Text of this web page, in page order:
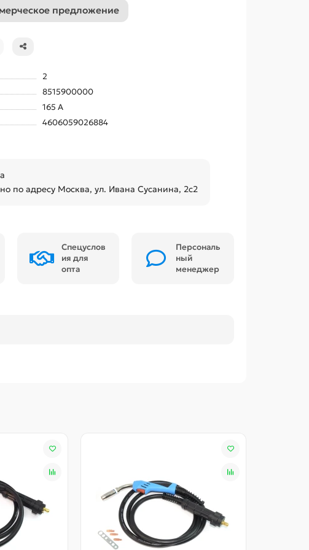
предложение
2
8515900000
165 А
4606059026884
по адресу Москва, ул. Ивана Сусанина, 2с2
Спецуслов
ия для
опта
Персональ
ный
менеджер